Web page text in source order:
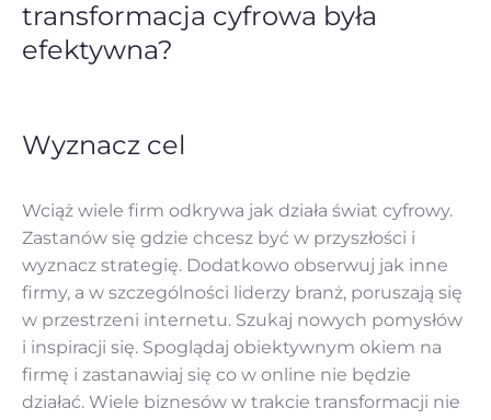
transformacja cyfrowa była
efektywna?
Wyznacz cel
Wciąż wiele firm odkrywa jak działa świat cyfrowy.
Zastanów się gdzie chcesz być w przyszłości i
wyznacz strategię. Dodatkowo obserwuj jak inne
firmy, a w szczególności liderzy branż, poruszają się
w przestrzeni internetu. Szukaj nowych pomysłów
i inspiracji się. Spoglądaj obiektywnym okiem na
firmę i zastanawiaj się co w online nie będzie
działać. Wiele biznesów w trakcie transformacji nie